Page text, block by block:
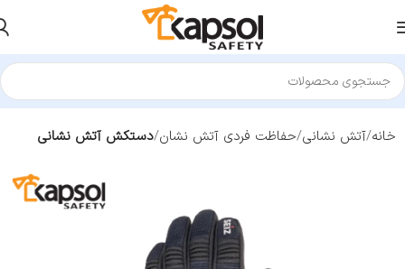
خانه آتش نشانی حفاظت فردی آتش نشان دستکش آتش نشانی